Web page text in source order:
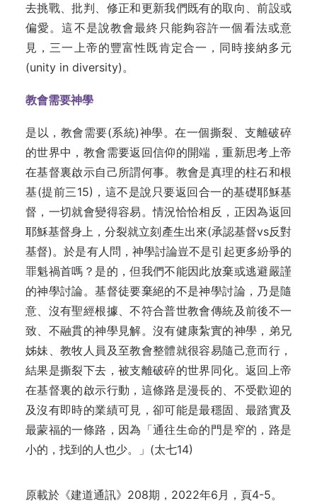
去挑戰、批判、修正和更新我們既有的取向、前設或
偏愛。這不是說教會最終只能夠容許一個看法或意
見，三一上帝的豐富性既肯定合一，同時接納多元
(unity in diversity)。
教會需要神學
是以，教會需要(系統)神學。在一個撕裂、支離破碎
的世界中，教會需要返回信仰的開端，重新思考上帝
在基督裏啟示自己所謂何事。教會是真理的柱石和根
基(提前三15)，這不是說只要返回合一的基礎耶穌基
督，一切就會變得容易。情況恰恰相反，正因為返回
耶穌基督身上，分裂就立刻產生出來(承認基督vs反對
基督)。於是有人問，神學討論豈不是引起更多紛爭的
罪魁禍首嗎？是的，但我們不能因此放棄或逃避嚴謹
的神學討論。基督徒要棄絕的不是神學討論，乃是隨
意、沒有聖經根據、不符合普世教會傳統及前後不一
致、不融貫的神學見解。沒有健康紮實的神學，弟兄
姊妹、教牧人員及至教會整體就很容易隨己意而行，
結果是撕裂下去，被支離破碎的世界同化。返回上帝
在基督裏的啟示行動，這條路是漫長的、不受歡迎的
及沒有即時的業績可見，卻可能是最穩固、最踏實及
最蒙福的一條路，因為「通往生命的門是窄的，路是
小的，找到的人也少。」(太七14)
原載於《建道通訊》208期，2022年6月，頁4-5。